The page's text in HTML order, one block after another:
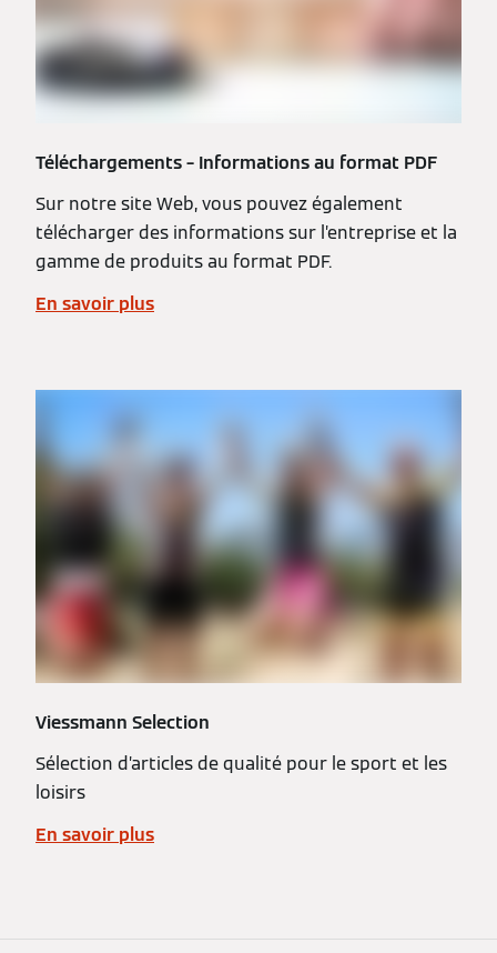
Téléchargements – Informations au format PDF
Sur notre site Web, vous pouvez également
télécharger des informations sur l’entreprise et la
gamme de produits au format PDF.
En savoir plus
Viessmann Selection
Sélection d’articles de qualité pour le sport et les
loisirs
En savoir plus